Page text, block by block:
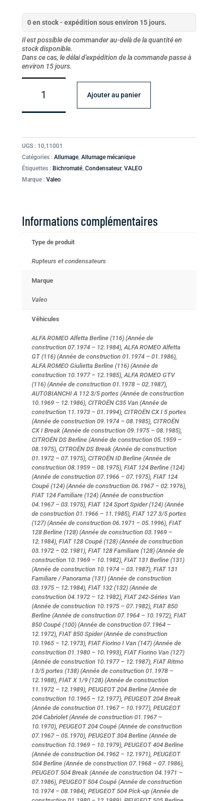
0 en stock - expédition sous environ 15 jours.
Il est possible de commander au-delà de la quantité en
stock disponible.
Dans ce cas, le délai d’expédition de la commande passe à
environ 15 jours.
Ajouter au panier
UGS : 10,11001
Catégories : Allumage, Allumage mécanique
Étiquettes : Bichromaté, Condensateur, VALEO
Marque : Valeo
Informations complémentaires
Type de produit
Rupteurs et condensateurs
Marque
Valeo
Véhicules
ALFA ROMEO Alfetta Berline (116) (Année de
construction 07.1974 – 12.1984), ALFA ROMEO Alfetta
GT (116) (Année de construction 01.1974 – 01.1986),
ALFA ROMEO Giulietta Berline (116) (Année de
construction 10.1977 – 12.1985), ALFA ROMEO GTV
(116) (Année de construction 01.1978 – 02.1987),
AUTOBIANCHI A 112 3/5 portes (Année de construction
10.1969 – 12.1986), CITROËN C35 Van (Année de
construction 11.1973 – 01.1994), CITROËN CX I 5 portes
(Année de construction 09.1974 – 08.1985), CITROËN
CX I Break (Année de construction 09.1975 – 08.1985),
CITROËN DS Berline (Année de construction 05.1959 –
08.1975), CITROËN DS Break (Année de construction
01.1972 – 07.1975), CITROËN ID Berline (Année de
construction 08.1959 – 08.1975), FIAT 124 Berline (124)
(Année de construction 07.1966 – 07.1975), FIAT 124
Coupé (124) (Année de construction 06.1967 – 02.1976),
FIAT 124 Familiare (124) (Année de construction
04.1967 – 03.1975), FIAT 124 Sport Spider (124) (Année
de construction 01.1966 – 11.1985), FIAT 127 3/5 portes
(127) (Année de construction 06.1971 – 05.1996), FIAT
128 Berline (128) (Année de construction 03.1969 –
12.1984), FIAT 128 Coupé (128) (Année de construction
03.1972 – 02.1981), FIAT 128 Familiare (128) (Année de
construction 10.1969 – 10.1982), FIAT 131 Berline (131)
(Année de construction 10.1974 – 03.1987), FIAT 131
Familiare / Panorama (131) (Année de construction
03.1975 – 12.1984), FIAT 132 (132) (Année de
construction 04.1972 – 12.1982), FIAT 242-Séries Van
(Année de construction 10.1975 – 07.1982), FIAT 850
Berline (Année de construction 07.1964 – 10.1972), FIAT
850 Coupé (100) (Année de construction 07.1964 –
12.1972), FIAT 850 Spider (Année de construction
10.1965 – 12.1973), FIAT Fiorino I Van (147) (Année de
construction 01.1980 – 10.1993), FIAT Fiorino Van (127)
(Année de construction 10.1977 – 12.1987), FIAT Ritmo
I 3/5 portes (138) (Année de construction 01.1978 –
12.1988), FIAT X 1/9 (128) (Année de construction
11.1972 – 12.1989), PEUGEOT 204 Berline (Année de
construction 10.1965 – 12.1977), PEUGEOT 204 Break
(Année de construction 01.1967 – 10.1977), PEUGEOT
204 Cabriolet (Année de construction 01.1967 –
10.1970), PEUGEOT 204 Coupé (Année de construction
07.1967 – 05.1970), PEUGEOT 304 Berline (Année de
construction 10.1969 – 10.1979), PEUGEOT 404 Berline
(Année de construction 04.1962 – 12.1971), PEUGEOT
504 Berline (Année de construction 07.1968 – 07.1986),
PEUGEOT 504 Break (Année de construction 04.1971 –
07.1986), PEUGEOT 504 Coupé (Année de construction
10.1974 – 08.1984), PEUGEOT 504 Pick-up (Année de